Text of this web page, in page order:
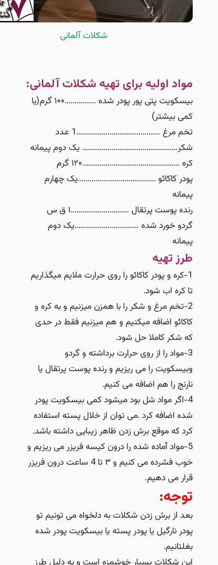
شکلات آلمانی
مواد اولیه برای تهیه شکلات آلمانی:
بیسکویت پتی پور پودر شده …………….۱۰۰ گرم(یا
کمی بیشتر)
تخم مرغ …………………………………….1 عدد
شکر…………………………………………. یک دوم پیمانه
کره …………………………………………..۱۲۰ گرم
پودر کاکائو ………………………………….یک چهارم
رنده پوست پرتقال …………………………۱ ق س
گردو خورد شده ……………………………یک دوم
طرز تهیه
1-کره و پودر کاکائو را روی حرارت ملایم میگذاریم
تا کره اب شود.
2-تخم مرغ و شکر را با همزن میزنیم و به کره و
کاکائو اضافه میکنیم و هم میزنیم فقط در حدی
که شکر کاملا حل شود.
3-مواد را از روی حرارت برداشته و گردو
وبیسکویت را می ریزیم و رنده پوست پرتقال یا
نارنج را هم اضافه می کنیم.
4-اگر مواد شل بود میشود کمی بیسکویت پودر
شده اضافه کرد .می توان از خلال پسته استفاده
کرد که موقع برش زدن ظاهر زیبایی داشته باشد.
5-مواد آماده شده را درون کیسه فریزر می ریزیم و
خوب فشرده می کنیم و ۳ تا 4 ساعت درون فریزر
قرار می دهیم.
توجه:
بعد از برش زدن شکلات به دلخواه می تونیم تو
پودر نارگیل یا پودر پسته یا بیسکویت پودر شده
بغلتانیم.